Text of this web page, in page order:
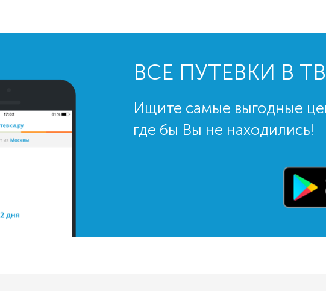
ВСЕ ПУТЕВКИ В
Ищите самые выгодные
где бы Вы не находились!